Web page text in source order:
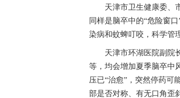
天津市卫生健康委、
同样是脑卒中的“危险窗
染病和蚊蜱叮咬，科学管
天津市环湖医院副院
等，均会增加夏季脑卒中
压已“治愈”，突然停药可
部是否对称、有无口角歪